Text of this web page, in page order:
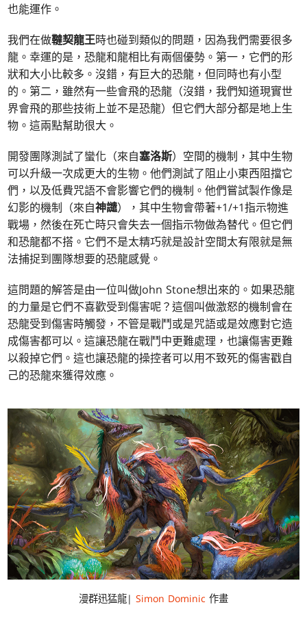
也能運作。
我們在做韃契龍王時也碰到類似的問題，因為我們需要很多
龍。幸運的是，恐龍和龍相比有兩個優勢。第一，它們的形
狀和大小比較多。沒錯，有巨大的恐龍，但同時也有小型
的。第二，雖然有一些會飛的恐龍（沒錯，我們知道現實世
界會飛的那些技術上並不是恐龍）但它們大部分都是地上生
物。這兩點幫助很大。
開發團隊測試了蠻化（來自塞洛斯）空間的機制，其中生物
可以升級一次成更大的生物。他們測試了阻止小東西阻擋它
們，以及低費咒語不會影響它們的機制。他們嘗試製作像是
幻影的機制（來自神譴），其中生物會帶著+1/+1指示物進
戰場，然後在死亡時只會失去一個指示物做為替代。但它們
和恐龍都不搭。它們不是太精巧就是設計空間太有限就是無
法捕捉到團隊想要的恐龍感覺。
這問題的解答是由一位叫做John Stone想出來的。如果恐龍
的力量是它們不喜歡受到傷害呢？這個叫做激怒的機制會在
恐龍受到傷害時觸發，不管是戰鬥或是咒語或是效應對它造
成傷害都可以。這讓恐龍在戰鬥中更難處理，也讓傷害更難
以殺掉它們。這也讓恐龍的操控者可以用不致死的傷害戳自
己的恐龍來獲得效應。
漫群迅猛龍| Simon Dominic 作畫